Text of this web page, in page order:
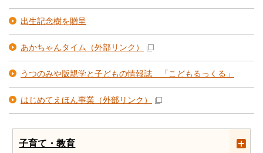
出生記念樹を贈呈
あかちゃんタイム （外部リンク）
うつのみや版親学と子どもの情報誌 「こどもるっくる」
はじめてえほん事業 （外部リンク）
子育て・教育